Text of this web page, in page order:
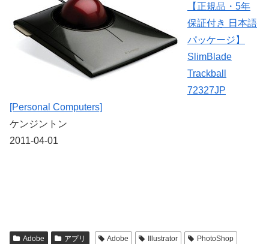
【正規品・5年
保証付き 日本語
パッケージ】
SlimBlade
Trackball
72327JP
[Personal Computers]
ケンジントン
2011-04-01
Adobe アプリ Adobe Illustrator
PhotoShop